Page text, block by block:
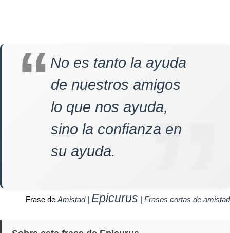
No es tanto la ayuda
de nuestros amigos
lo que nos ayuda,
sino la confianza en
su ayuda.
Frase de Amistad| Epicurus | Frases cortas de amistad